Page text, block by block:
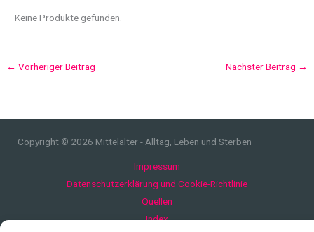
Keine Produkte gefunden.
← Vorheriger Beitrag Nächster Beitrag →
Copyright © 2026 Mittelalter - Alltag, Leben und Sterben
Impressum
Datenschutzerklärung und Cookie-Richtlinie
Quellen
Index